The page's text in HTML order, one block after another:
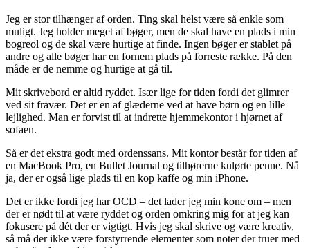
Jeg er stor tilhænger af orden. Ting skal helst være så enkle som
muligt. Jeg holder meget af bøger, men de skal have en plads i min
bogreol og de skal være hurtige at finde. Ingen bøger er stablet på
andre og alle bøger har en fornem plads på forreste række. På den
måde er de nemme og hurtige at gå til.
Mit skrivebord er altid ryddet. Især lige for tiden fordi det glimrer
ved sit fravær. Det er en af glæderne ved at have børn og en lille
lejlighed. Man er forvist til at indrette hjemmekontor i hjørnet af
sofaen.
Så er det ekstra godt med ordenssans. Mit kontor består for tiden af
en MacBook Pro, en Bullet Journal og tilhørerne kulørte penne. Nå
ja, der er også lige plads til en kop kaffe og min iPhone.
Det er ikke fordi jeg har OCD – det lader jeg min kone om – men
der er nødt til at være ryddet og orden omkring mig for at jeg kan
fokusere på dét der er vigtigt. Hvis jeg skal skrive og være kreativ,
så må der ikke være forstyrrende elementer som noter der truer med